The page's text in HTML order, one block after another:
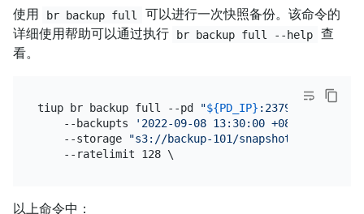
使用 br backup full
可以进行一次快照备份。该命令的
详细使用帮助可以通过执行
br backup full --help
查
看。
tiup br backup full --pd "${PD_IP} :2379"
    --backupts
'2022-09-08 13:30:00 +08:00'
    --storage
"s3://backup-101/snapshot-
以上命令中：